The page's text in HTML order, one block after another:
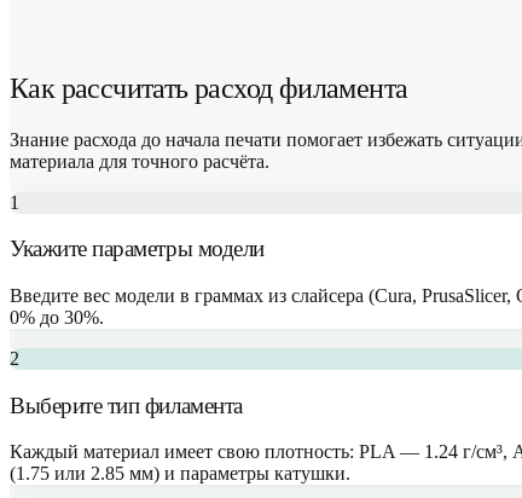
Как рассчитать расход филамента
Знание расхода до начала печати помогает избежать
материала для точного расчёта.
1
Укажите параметры модели
Введите вес модели в граммах из слайсера (Cura,
0% до 30%.
2
Выберите тип филамента
Каждый материал имеет свою плотность: PLA — 1.24 г/
(1.75 или 2.85 мм) и параметры катушки.